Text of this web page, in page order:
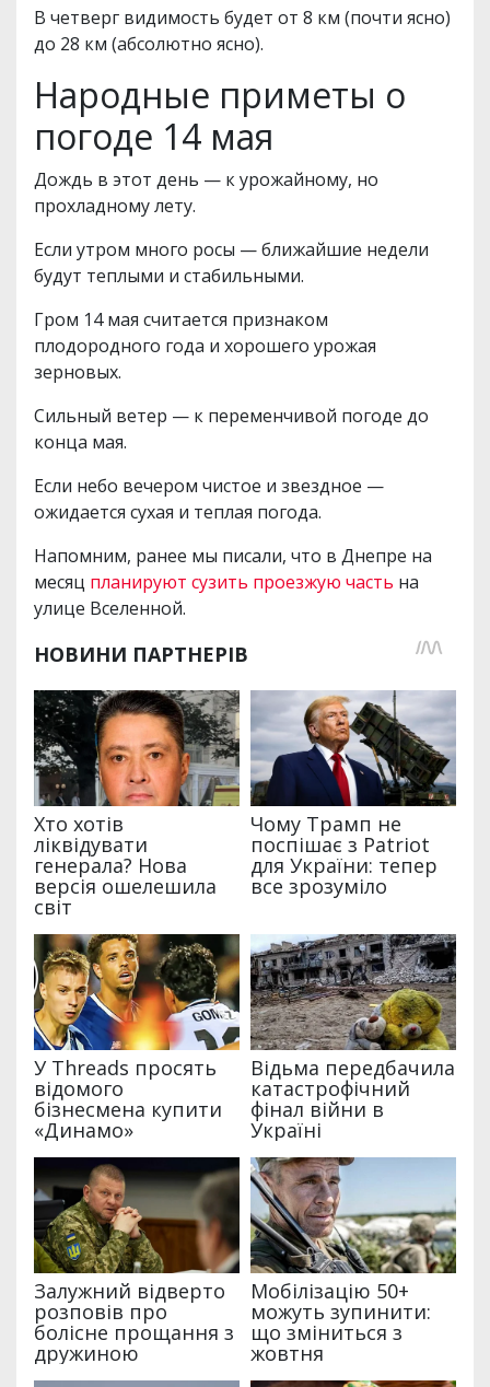
В четверг видимость будет от 8 км (почти ясно)
до 28 км (абсолютно ясно).
Народные приметы о
погоде 14 мая
Дождь в этот день — к урожайному, но
прохладному лету.
Если утром много росы — ближайшие недели
будут теплыми и стабильными.
Гром 14 мая считается признаком
плодородного года и хорошего урожая
зерновых.
Сильный ветер — к переменчивой погоде до
конца мая.
Если небо вечером чистое и звездное —
ожидается сухая и теплая погода.
Напомним, ранее мы писали, что в Днепре на
месяц планируют сузить проезжую часть на
улице Вселенной.